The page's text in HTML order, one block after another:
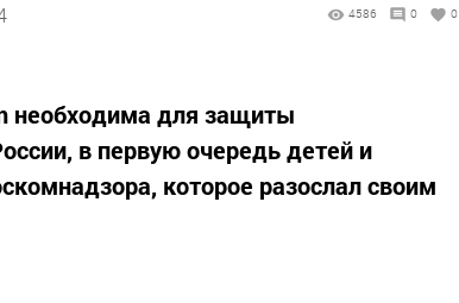
4586 0 0
необходима для защиты
в первую очередь детей и
которое разослал своим